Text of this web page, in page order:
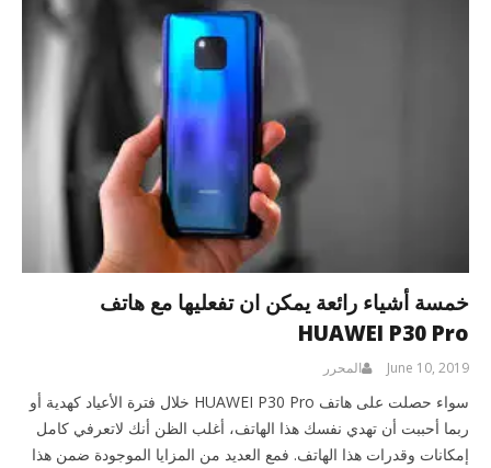
خمسة أشياء رائعة يمكن ان تفعليها مع هاتف
HUAWEI P30 Pro
June 10, 2019 المحرر
سواء حصلت على هاتف HUAWEI P30 Pro خلال فترة الأعياد كهدية أو
ربما أحببت أن تهدي نفسك هذا الهاتف، أغلب الظن أنك لاتعرفي كامل
إمكانات وقدرات هذا الهاتف. فمع العديد من المزايا الموجودة ضمن هذا